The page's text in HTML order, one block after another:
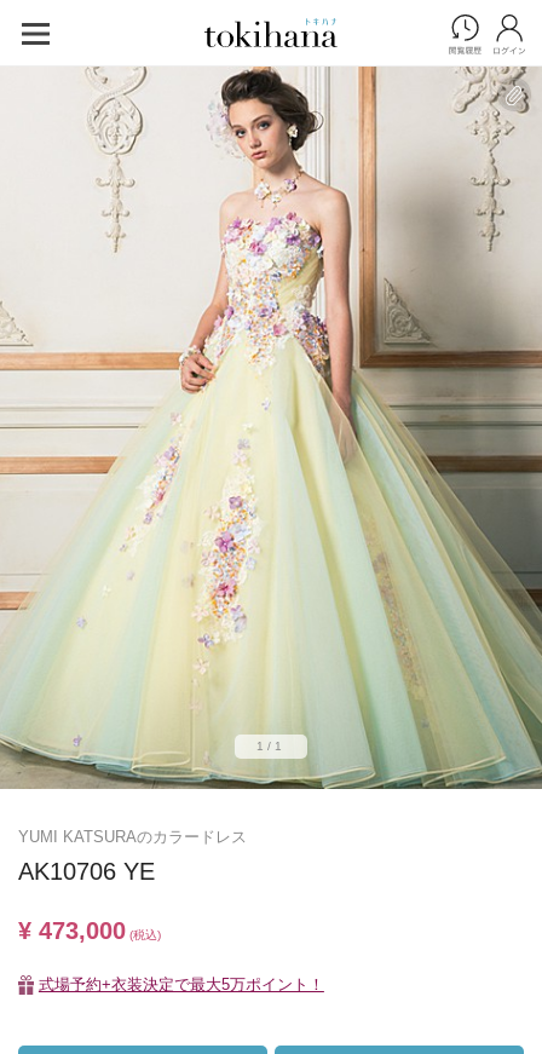
1/1
YUMI KATSURAのカラードレス
AK10706 YE
¥ 473,000 (税込)
式場予約+衣装決定で最大5万ポイント！